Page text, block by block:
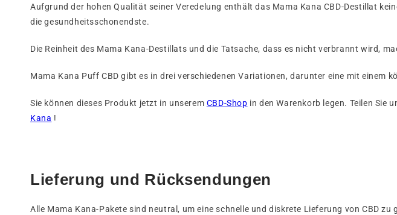
Aufgrund der hohen Qualität seiner Veredelung enthält das Mama Kana CBD-Destillat
die gesundheitsschonendste.
Die Reinheit des Mama Kana-Destillats und die Tatsache, dass es nicht verbrannt wird,
Mama Kana Puff CBD gibt es in drei verschiedenen Variationen, darunter eine mit
Sie können dieses Produkt jetzt in unserem CBD-Shop in den Warenkorb legen. Teilen Sie
Kana !
Lieferung und Rücksendungen
Alle Mama Kana-Pakete sind neutral, um eine schnelle und diskrete Lieferung von CBD zu